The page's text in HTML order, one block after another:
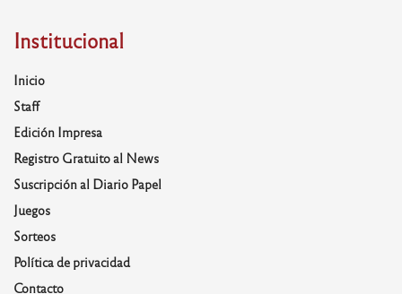
Institucional
Inicio
Staff
Edición Impresa
Registro Gratuito al News
Suscripción al Diario Papel
Juegos
Sorteos
Política de privacidad
Contacto